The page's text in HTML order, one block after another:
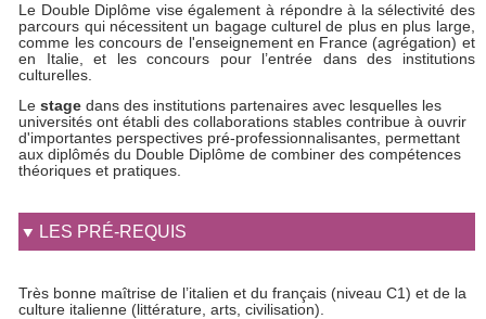
Le Double Diplôme vise également à répondre à la sélectivité des
parcours qui nécessitent un bagage culturel de plus en plus large,
comme les concours de l'enseignement en France (agrégation) et
en Italie, et les concours pour l’entrée dans des institutions
culturelles.
Lestage dans des institutions partenaires avec lesquelles les
universités ont établi des collaborations stables contribue à ouvrir
d'importantes perspectives pré-professionnalisantes, permettant
aux diplômés du Double Diplôme de combiner des compétences
théoriques et pratiques.
LES PRÉ-REQUIS
Très bonne maîtrise de l’italien et du français (niveau C1) et de la
culture italienne (littérature, arts, civilisation).